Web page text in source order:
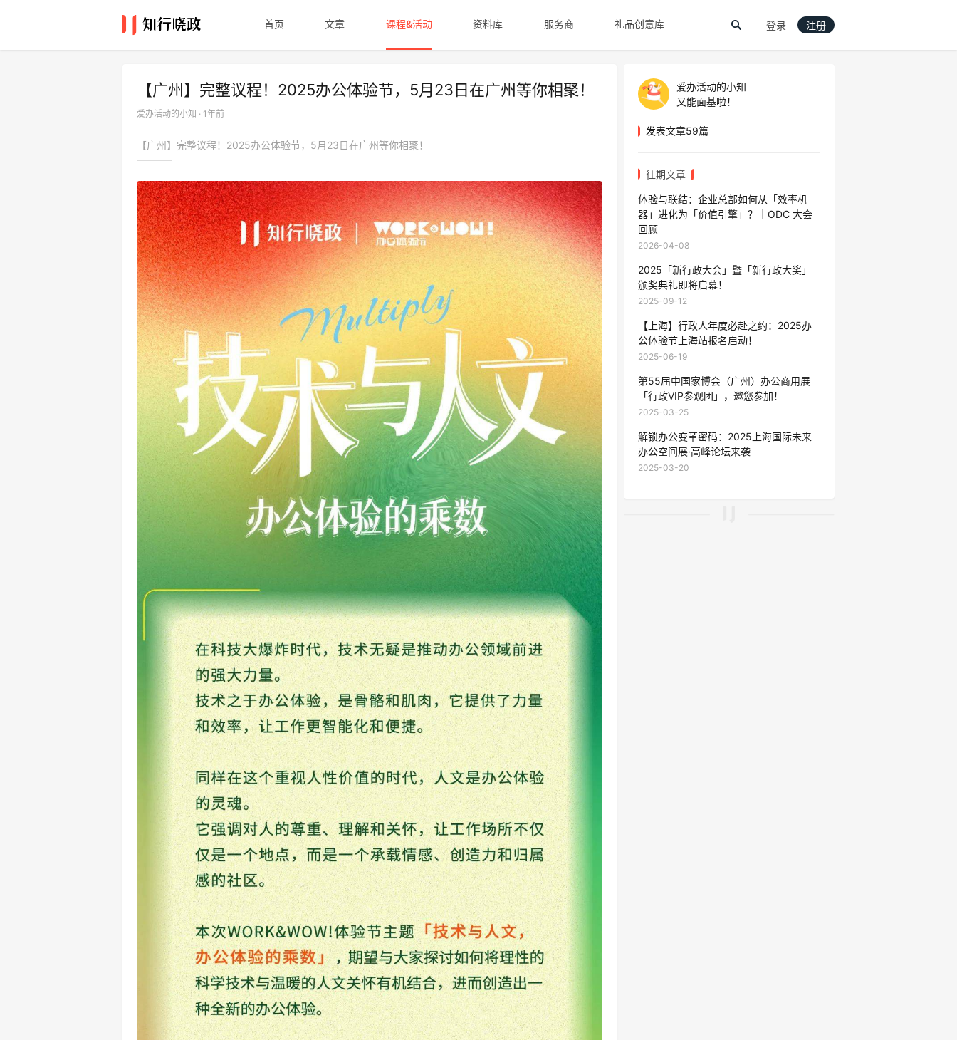
首页 文章 课程&活动 资料库 服务商 礼品创意库 登录 注册
【广州】完整议程！2025办公体验节，5月23日在广州等你相聚！
爱办活动的小知 · 1年前
【广州】完整议程！2025办公体验节，5月23日在广州等你相聚！
爱办活动的小知
又能面基啦！
发表文章59篇
往期文章
体验与联结：企业总部如何从「效率机
器」进化为「价值引擎」？｜ODC 大会
回顾
2026-04-08
2025「新行政大会」暨「新行政大奖」
颁奖典礼即将启幕！
2025-09-12
【上海】行政人年度必赴之约：2025办
公体验节上海站报名启动！
2025-06-19
第55届中国家博会（广州）办公商用展
「行政VIP参观团」，邀您参加！
2025-03-25
解锁办公变革密码：2025上海国际未来
办公空间展·高峰论坛来袭
2025-03-20